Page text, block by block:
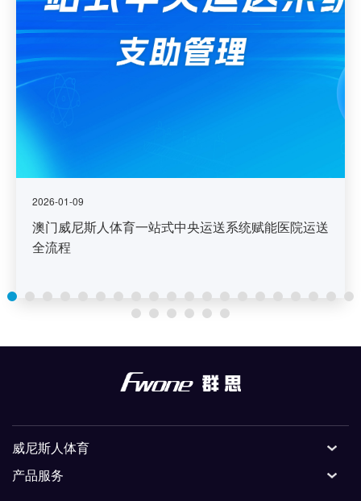
2026-01-09
澳门威尼斯人体育一站式中央运送系统赋能医院运送
全流程
威尼斯人体育
产品服务